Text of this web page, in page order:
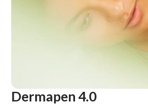
Dermapen 4.0